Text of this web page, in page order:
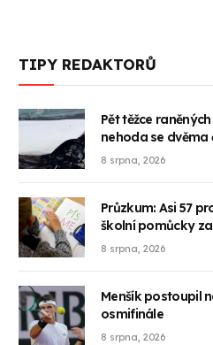
TIPY REDAKTORŮ
Pět těžce
nehoda se dvěma
8 srpna, 2026
Průzkum: Asi 57
školní pomůcky
8 srpna, 2026
Menšík postoupil
osmifinále
8 srpna, 2026